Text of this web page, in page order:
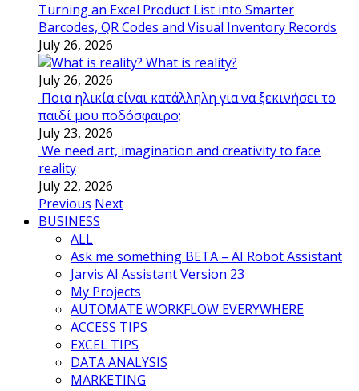
Turning an Excel Product List into Smarter
Barcodes, QR Codes and Visual Inventory Records
July 26, 2026
What is reality?
July 26, 2026
Ποια ηλικία είναι κατάλληλη για να ξεκινήσει το
παιδί μου ποδόσφαιρο;
July 23, 2026
We need art, imagination and creativity to face
reality
July 22, 2026
Previous Next
BUSINESS
ALL
Ask me something BETA – AI Robot Assistant
Jarvis AI Assistant Version 23
My Projects
AUTOMATE WORKFLOW EVERYWHERE
ACCESS TIPS
EXCEL TIPS
DATA ANALYSIS
MARKETING